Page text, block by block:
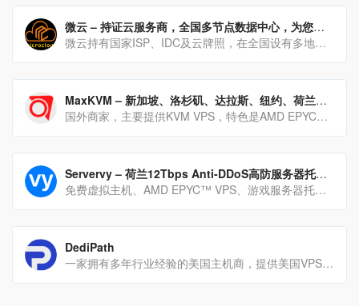
微云 – 持证云服务商，全国多节点数据中心，为您提供稳定高效的云计算解决方案
微云持有国家ISP、IDC及云牌照，在全国设有多地云计算中心，提供稳定可靠的云计算服务与全天候技术支持，致力于助力企业与开发者实现数字化转型。
MaxKVM – 新加坡、洛杉矶、达拉斯、纽约、荷兰等KVM VPS
国外商家，主要提供KVM VPS，特色是AMD EPYC处理器，NVMe硬盘，组的Raid10
Servervy – 荷兰12Tbps Anti-DDoS高防服务器托管服务
免费虚拟主机、AMD EPYC™ VPS、游戏服务器托管和专用服务器
DediPath
一家拥有多年行业经验的美国主机商，提供美国VPS和美国服务器等产品